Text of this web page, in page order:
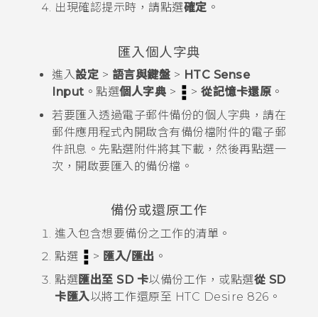
出現確認提示時，請點選確定 。
匯入個人字典
進入設定 > 語言與鍵盤 > HTC Sense
Input 。點選個人字典 > > 從記憶卡還原 。
若要匯入透過電子郵件備份的個人字典，請在
郵件應用程式內開啟含有備份檔附件的電子郵
件訊息。先點選附件將其下載，然後再點選一
次，開啟要匯入的備份檔。
備份或還原工作
進入包含想要備份之工作的清單。
點選
> 匯入/匯出 。
點選 匯出至 SD 卡以備份工作，或點選從 SD
卡匯入以將工作還原至 HTC Desire 826 。